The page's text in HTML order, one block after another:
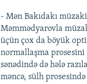
- Mən Bakıdakı
Məmmədyarovla
üçün çox da böyük
normallaşma
sənədində də hələ
məncə, sülh